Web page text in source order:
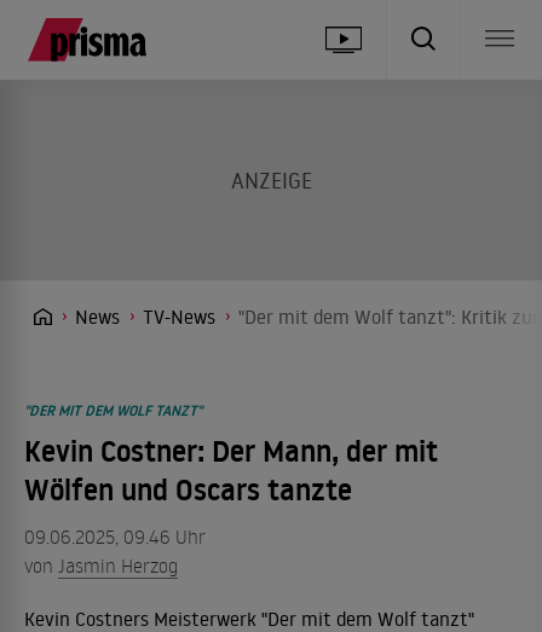
News TV-News "Der mit dem Wolf tanzt": Kritik
"DER MIT DEM WOLF TANZT"
Kevin Costner: Der Mann, der mit
Wölfen und Oscars tanzte
09.06.2025, 09.46 Uhr
von Jasmin Herzog
Kevin Costners Meisterwerk "Der mit dem Wolf tanzt"